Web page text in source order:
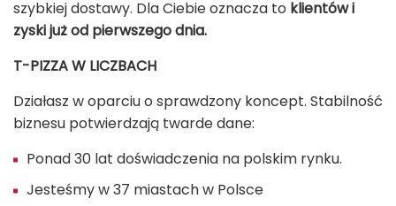
szybkiej dostawy. Dla Ciebie oznacza to klientów i
zyski już od pierwszego dnia.
T-PIZZA W LICZBACH
Działasz w oparciu o sprawdzony koncept. Stabilność
biznesu potwierdzają twarde dane:
Ponad 30 lat doświadczenia na polskim rynku.
Jesteśmy w 37 miastach w Polsce